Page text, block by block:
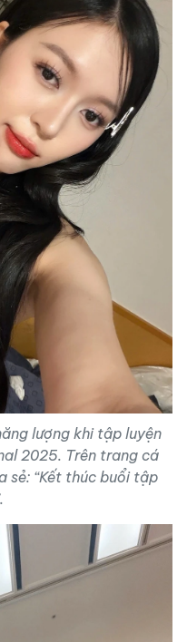
lượng khi tập luyện
2025. Trên trang cá
sẻ: “Kết thúc buổi tập